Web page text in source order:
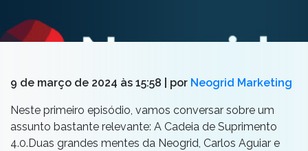
9 de março de 2024 às 15:58 | por Neogrid Marketing
Neste primeiro episódio, vamos conversar sobre um
assunto bastante relevante: A Cadeia de Suprimento
4.0.Duas grandes mentes da Neogrid, Carlos Aguiar e